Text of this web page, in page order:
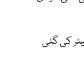
کی گئی